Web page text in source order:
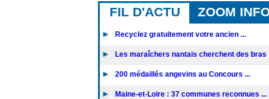
FIL D'ACTU ZOOM
Recyclez gratuitement votre ancien ...
Les maraîchers nantais cherchent des bras
200 médaillés angevins au Concours ...
Maine-et-Loire : 37 communes reconnues ...